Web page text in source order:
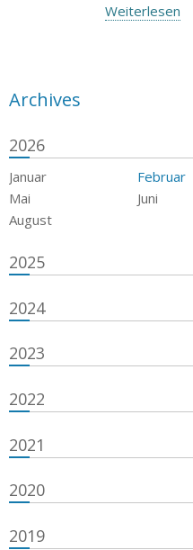
Weiterlesen
Archives
2026
Januar Februar
Mai
Juni
August
2025
2024
2023
2022
2021
2020
2019